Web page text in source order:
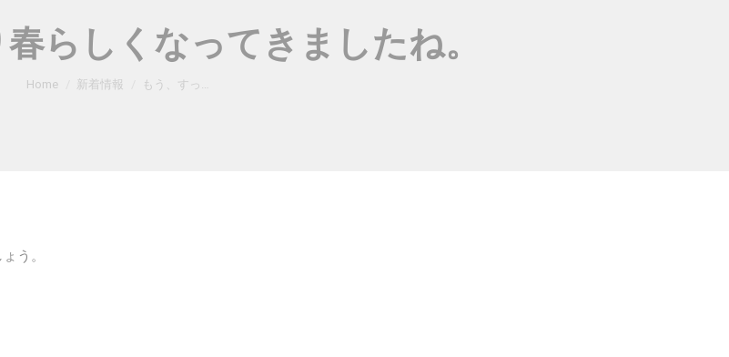
らしくなってきましたね。
You are here:
Home 新着情報 もう、すっ…
う。